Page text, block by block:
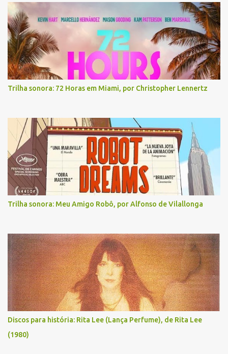
Trilha sonora: 72 Horas em Miami, por Christopher Lennertz
Trilha sonora: Meu Amigo Robô, por Alfonso de Vilallonga
Discos para história: Rita Lee (Lança Perfume), de Rita Lee
(1980)